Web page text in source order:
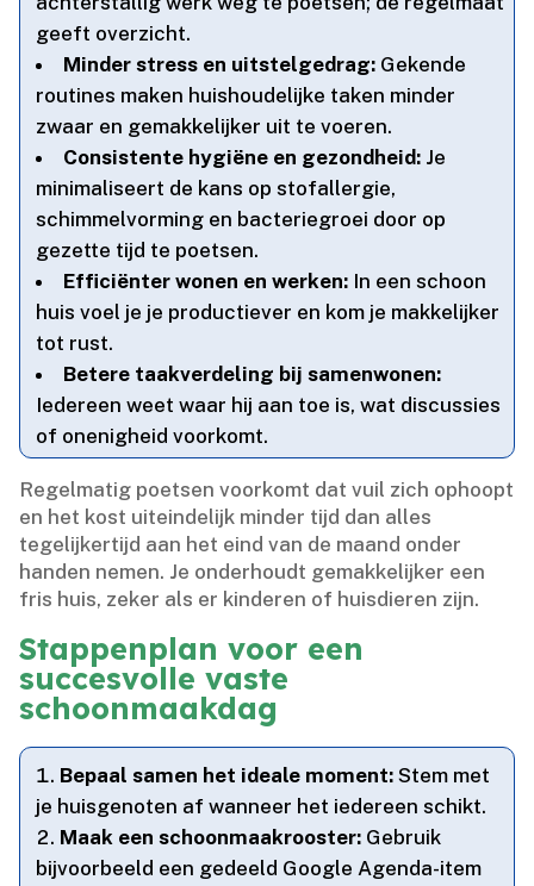
geeft overzicht.​
Minder stress en uitstelgedrag: Gekende
routines maken huishoudelijke taken minder
zwaar en gemakkelijker uit te voeren.​
Consistente hygiëne en gezondheid: Je
minimaliseert de kans op stofallergie,
schimmelvorming en bacteriegroei door op
gezette tijd te poetsen.​
Efficiënter wonen en werken: In een schoon
huis voel je je productiever en kom je makkelijker
tot rust.​
Betere taakverdeling bij samenwonen:
Iedereen weet waar hij aan toe is, wat discussies
of onenigheid voorkomt.​
Regelmatig poetsen voorkomt dat vuil zich ophoopt
en het kost uiteindelijk minder tijd dan alles
tegelijkertijd aan het eind van de maand onder
handen nemen.​ Je onderhoudt gemakkelijker een
fris huis, zeker als er kinderen of huisdieren zijn.​
Stappenplan voor een
succesvolle vaste
schoonmaakdag
Bepaal samen het ideale moment: Stem met
je huisgenoten af wanneer het iedereen schikt.​
Maak een schoonmaakrooster: Gebruik
bijvoorbeeld een gedeeld Google Agenda-item